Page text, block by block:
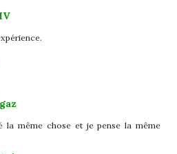
la même chose et je pense la même